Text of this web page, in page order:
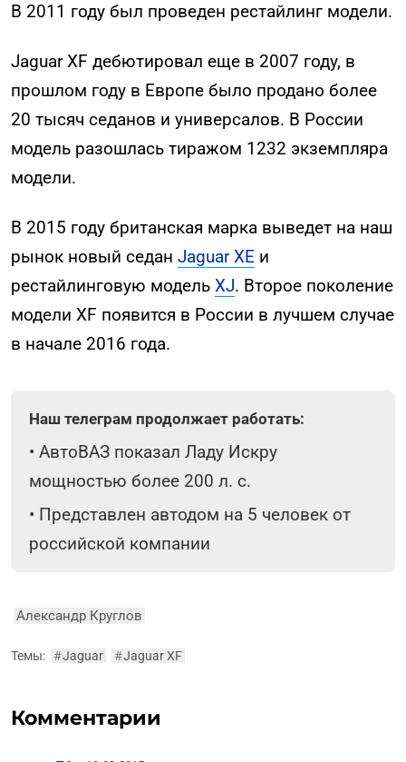
В 2011 году был проведен рестайлинг модели.
Jaguar XF дебютировал еще в 2007 году, в
прошлом году в Европе было продано более
20 тысяч седанов и универсалов. В России
модель разошлась тиражом 1232 экземпляра
модели.
В 2015 году британская марка выведет на наш
рынок новый седан Jaguar XE и
рестайлинговую модель XJ. Второе поколение
модели XF появится в России в лучшем случае
в начале 2016 года.
Наш телеграм продолжает работать:
• АвтоВАЗ показал Ладу Искру
мощностью более 200 л. с.
• Представлен автодом на 5 человек от
российской компании
Александр Круглов
Темы: #Jaguar #Jaguar XF
Комментарии